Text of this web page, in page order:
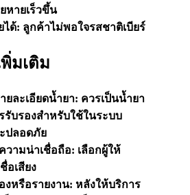
หายเร็วขึ้น
ได้: ลูกค้าไม่พอใจรสชาติเบียร์
มเติม
ยละเอียดน้ำยา: ควรเป็นน้ำยา
รับรองสำหรับใช้ในระบบ
ปลอดภัย
วามน่าเชื่อถือ: เลือกผู้ให้
อเสียง
งหรือรายงาน: หลังให้บริการ